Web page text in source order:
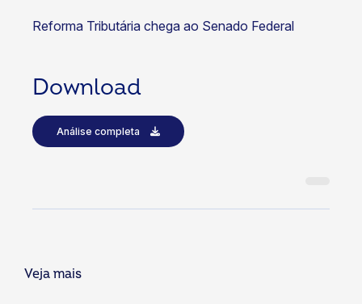
Reforma Tributária chega ao Senado Federal
Download
Análise completa
Veja mais